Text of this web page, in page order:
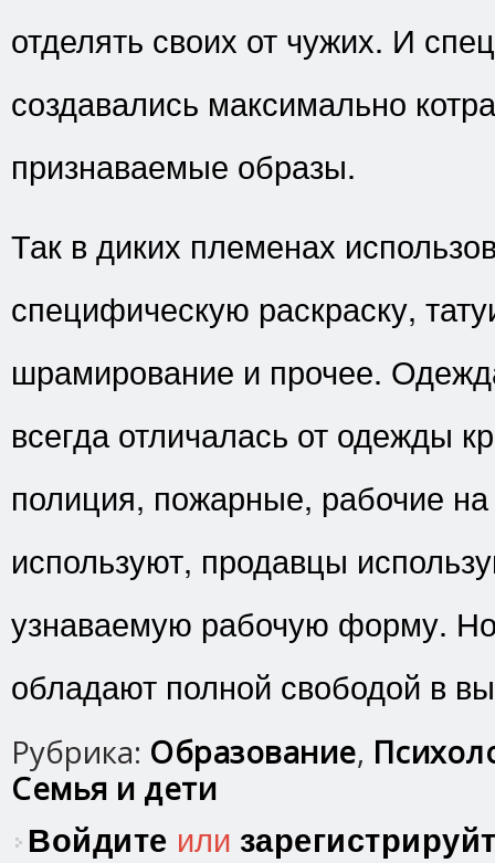
отделять своих от чужих. И
создавались максимально
признаваемые образы.
Так в диких племенах
специфическую раскраску,
шрамирование и прочее.
всегда отличалась от одежды
полиция, пожарные, рабочие на
используют, продавцы
узнаваемую рабочую форму.
обладают полной свободой в
Рубрика: Образование,
Семья и дети
Войдите или